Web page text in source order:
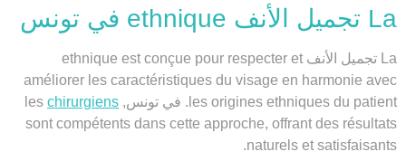
La تجميل الأنف ethnique في تونس
La تجميل الأنف ethnique est conçue pour respecter et
améliorer les caractéristiques du visage en harmonie avec
les origines ethniques du patient. في تونس, les
chirurgiens
sont compétents dans cette approche, offrant des résultats
naturels et satisfaisants.